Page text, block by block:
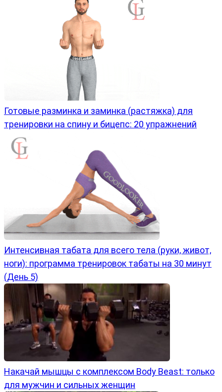
Готовые разминка и заминка (растяжка) для
тренировки на спину и бицепс: 20 упражнений
Интенсивная табата для всего тела (руки, живот,
ноги): программа тренировок табаты на 30 минут
(День 5)
Накачай мышцы с комплексом Body Beast: только
для мужчин и сильных женщин